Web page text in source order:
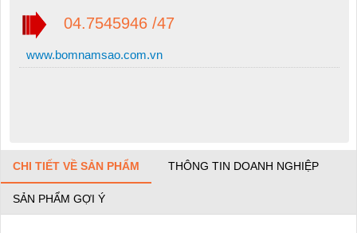
04.7545946 /47
www.bomnamsao.com.vn
CHI TIẾT VỀ SẢN PHẨM THÔNG TIN DOANH NGHIỆP
SẢN PHẨM GỢI Ý